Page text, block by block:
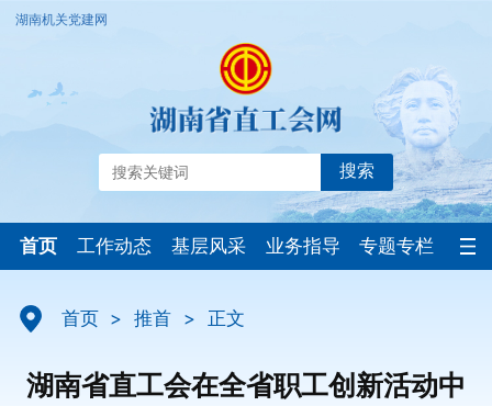
湖南机关党建网
搜索
首页 工作动态 基层风采 业务指导 专题专栏
首页 > 推首 > 正文
湖南省直工会在全省职工创新活动中